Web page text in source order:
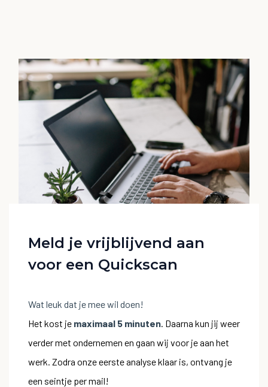
Meld je vrijblijvend aan
voor een Quickscan
Wat leuk dat je mee wil doen!
Het kost je maximaal 5 minuten . Daarna kun jij weer
verder met ondernemen en gaan wij voor je aan het
werk. Zodra onze eerste analyse klaar is, ontvang je
een seintje per mail!